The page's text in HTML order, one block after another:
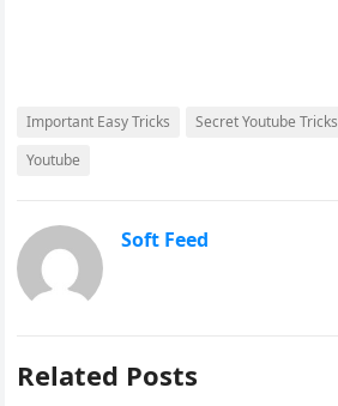
Important Easy Tricks Secret Youtube Tricks
Youtube
Soft Feed
Related Posts